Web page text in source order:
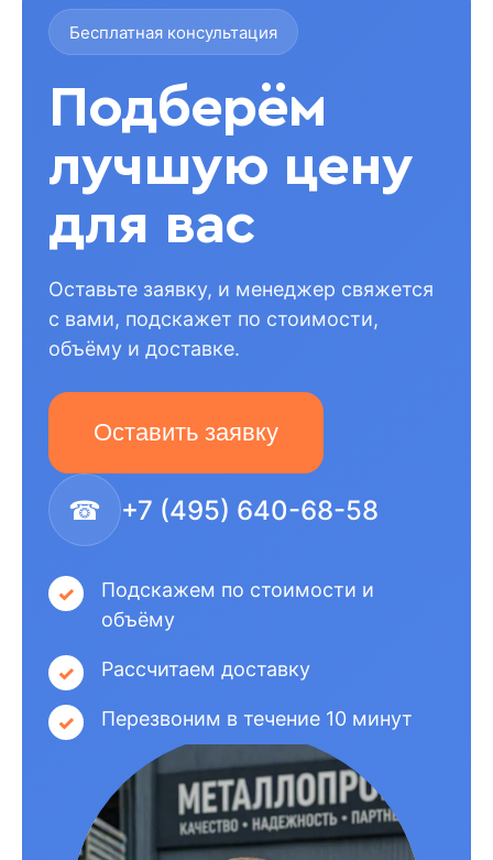
Бесплатная консультация
Подберём
лучшую цену
для вас
Оставьте заявку, и менеджер свяжется
с вами, подскажет по стоимости,
объёму и доставке.
Оставить заявку
☎ +7 (495) 640-68-58
Подскажем по стоимости и
объёму
Рассчитаем доставку
Перезвоним в течение 10 минут